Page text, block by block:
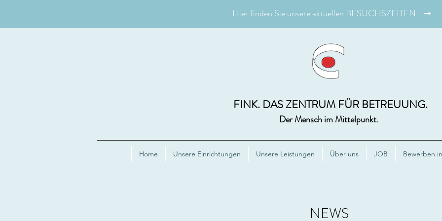
Hier finden Sie unsere aktuellen BESUCHSZEITEN ➙
FINK. DAS ZENTRUM FÜR BETREUUNG.
Der Mensch im Mittelpunkt.
Home Unsere Einrichtungen Unsere Leistungen Über uns JOB Bewerben
NEWS